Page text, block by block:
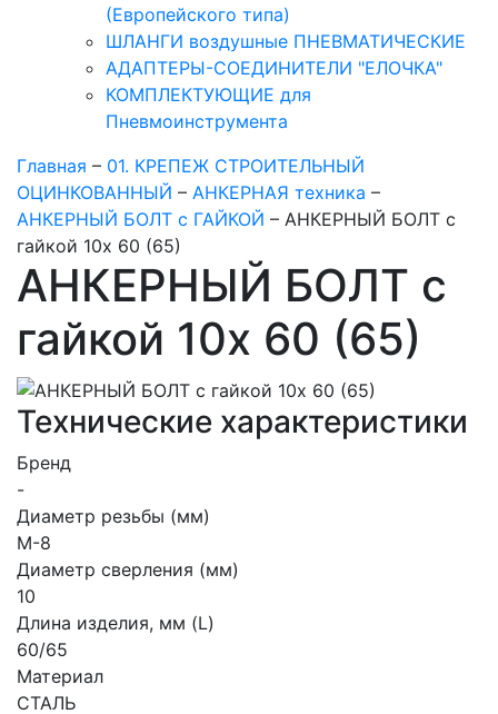
(Европейского типа)
ШЛАНГИ воздушные ПНЕВМАТИЧЕСКИЕ
АДАПТЕРЫ-СОЕДИНИТЕЛИ "ЕЛОЧКА"
КОМПЛЕКТУЮЩИЕ для
Пневмоинструмента
Главная – 01. КРЕПЕЖ СТРОИТЕЛЬНЫЙ
ОЦИНКОВАННЫЙ – АНКЕРНАЯ техника –
АНКЕРНЫЙ БОЛТ с ГАЙКОЙ – АНКЕРНЫЙ БОЛТ с
гайкой 10х 60 (65)
АНКЕРНЫЙ БОЛТ с
гайкой 10х 60 (65)
Технические характеристики
Бренд
-
Диаметр резьбы (мм)
М-8
Диаметр сверления (мм)
10
Длина изделия, мм (L)
60/65
Материал
СТАЛЬ